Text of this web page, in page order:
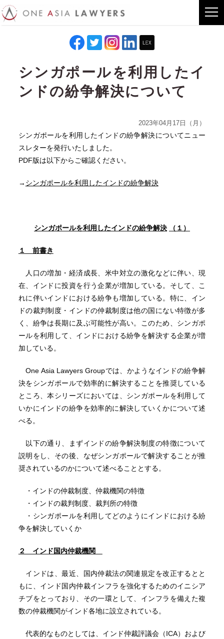
シンガポールを利用したイ
ンドの紛争解決について
2023年04月17日（月）
シンガポールを利用したインドの紛争解決についてニュー
スレターを発行いたしました。
PDF版は以下からご確認ください。
→ シンガポールを利用したインドの紛争解決
シンガポールを利用したインドの紛争解決 （１）
１ 前書き
人口の増加・経済成長、米中対立の激化などに伴い、現
在、インドに投資を行う企業が増加している。そして、こ
れに伴いインドにおける紛争も増加している。特に、イン
ドの裁判制度・インドの仲裁制度は他の国にない特徴が多
く、紛争は長期に及ぶ可能性が高い。このため、シンガポ
ールを利用して、インドにおける紛争を解決する企業が増
加している。
One Asia Lawyers Groupでは、かようなインドの紛争解
決をシンガポールで効率的に解決することを推奨している
ところ、本シリーズにおいては、シンガポールを利用して
いかにインドの紛争を効率的に解決していくかについて述
べる。
以下の通り、まずインドの紛争解決制度の特徴について
説明をし、その後、なぜシンガポールで解決することが推
奨されているのかについて述べることとする。
・インドの仲裁制度、仲裁機関の特徴
・インドの裁判制度、裁判所の特徴
・シンガポールを利用してどのようにインドにおける紛
争を解決していくか
２ インド国内仲裁機関
インドは、最近、国内仲裁法の関連規定を改正するとと
もに、インド国内仲裁インフラを強化するためのイニシア
チブをとっており、その一環として、インフラを備えた複
数の仲裁機関がインド各地に設立されている。
代表的なものとしては、インド仲裁評議会（ICA）および